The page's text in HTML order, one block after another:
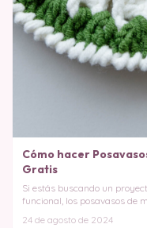
Cómo hacer
Gratis
Si estás buscando un
funcional, los posavasos de
24 de agosto de 2024